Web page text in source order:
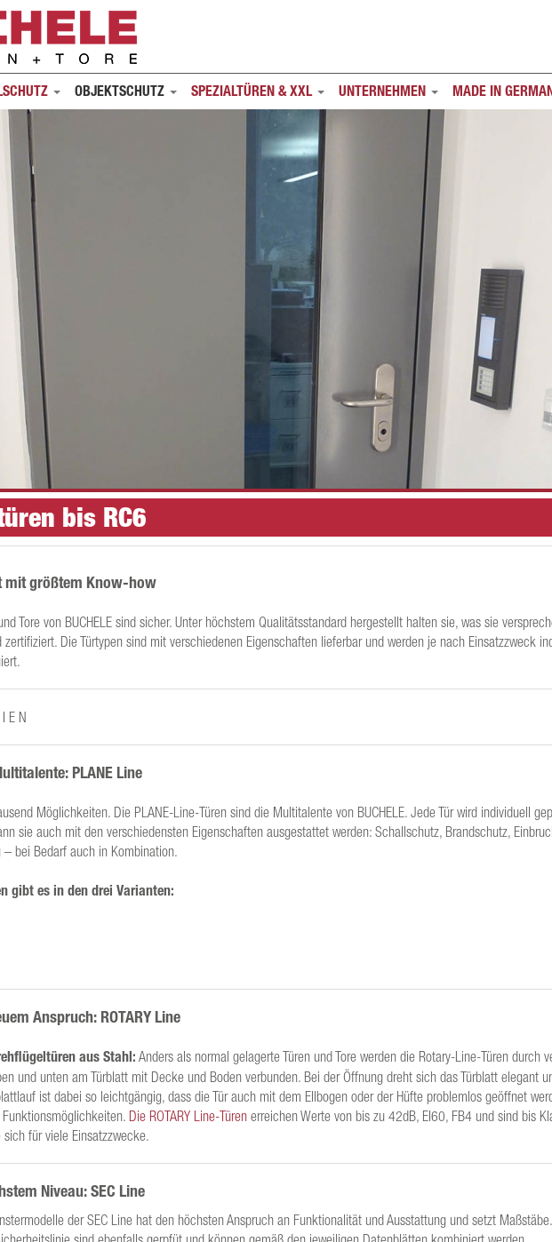
OBJEKTSCHUTZ SPEZIALTÜREN & XXL UNTERNEHMEN MADE IN
bis RC6
mit größtem Know-how
Tore von BUCHELE sind sicher. Unter höchstem Qualitätsstandard hergestellt halten sie, was sie
Die Türtypen sind mit verschiedenen Eigenschaften lieferbar und werden je nach Einsatzzweck
E N
PLANE Line
Möglichkeiten. Die PLANE-Line-Türen sind die Multitalente von BUCHELE. Jede Tür wird individuell
sie auch mit den verschiedensten Eigenschaften ausgestattet werden: Schallschutz, Brandschutz,
– bei Bedarf auch in Kombination.
gibt es in den drei Varianten:
Anspruch: ROTARY Line
aus Stahl: Anders als normal gelagerte Türen und Tore werden die Rotary-Line-Türen durch
und unten am Türblatt mit Decke und Boden verbunden. Bei der Öffnung dreht sich das Türblatt elegant
ist dabei so leichtgängig, dass die Tür auch mit dem Ellbogen oder der Hüfte problemlos geöffnet
Die ROTARY Line-Türen erreichen Werte von bis zu 42dB, EI60, FB4 und sind bis
für viele Einsatzzwecke.
Niveau: SEC Line
der SEC Line hat den höchsten Anspruch an Funktionalität und Ausstattung und setzt